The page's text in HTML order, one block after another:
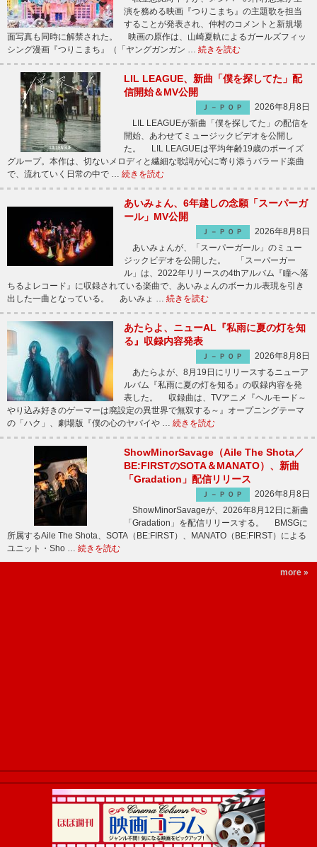
演を務める映画『つりこまち』の主題歌を担当
することが発表され、仲村のコメントと新規場
面写真も同時に解禁された。 映画の原作は、山崎夏軌によるガールズフィッ
シング漫画『つりこまち』（「ヤングガンガン … 続きを読む
LIL LEAGUE、新曲「僕を探してた」配
信開始＆MV公開
Ｊ－ＰＯＰ
2026年8月8日
LIL LEAGUEが新曲「僕を探してた」の配信を
開始、あわせてミュージックビデオを公開し
た。 LIL LEAGUEは平均年齢19歳のボーイズ
グループ。本作は、切ないメロディと繊細な歌詞が心に寄り添うバラード楽曲
で、流れていく日常の中で … 続きを読む
あいみょん、6年越しの念願「スーパーガ
ール」MV公開
Ｊ－ＰＯＰ
2026年8月8日
あいみょんが、「スーパーガール」のミュー
ジックビデオを公開した。 「スーパーガー
ル」は、2022年リリースの4thアルバム『瞳へ落
ちるよレコード』に収録されている楽曲で、あいみょんのボーカル表現を引き
出した一曲となっている。 あいみょ … 続きを読む
あたらよ、ニューAL『私雨に夏の灯を知
る』収録内容発表
Ｊ－ＰＯＰ
2026年8月8日
あたらよが、8月19日にリリースするニューア
ルバム『私雨に夏の灯を知る』の収録内容を発
表した。 収録曲は、TVアニメ『ヘルモード～
やり込み好きのゲーマーは廃設定の異世界で無双する～』オープニングテーマ
の「ハク」、劇場版『僕の心のヤバイや … 続きを読む
ShowMinorSavage（Aile The Shota／
BE:FIRSTのSOTA＆MANATO）、新曲
「Gradation」配信リリース
Ｊ－ＰＯＰ
2026年8月8日
ShowMinorSavageが、2026年8月12日に新曲
「Gradation」を配信リリースする。 BMSGに
所属するAile The Shota、SOTA（BE:FIRST）、MANATO（BE:FIRST）による
ユニット・Sho … 続きを読む
more »